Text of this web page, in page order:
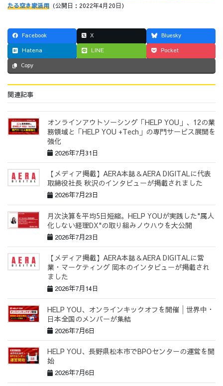
チームインタビュー02 チームインタビュー03
お問い合わせ
たる空き家活用 （公開日：2022年4月20日）
Facebook X
Bluesky
Hatena
LINE Pocket
Copy
関連記事
オンラインアウトソーシング「HELP YOU」、12の業
務領域と「HELP YOU +Tech」の専門サービス展開を
強化
2026年7月31日
【メディア掲載】AERA本誌＆AERA DIGITALに代表
取締役社長 秋沢のインタビューが掲載されました
2026年7月23日
月次決算を平均5日短縮。HELP YOUが実践した"属人
化しない経理DX"の取り組みノウハウを大公開
2026年7月23日
【メディア掲載】AERA本誌＆AERA DIGITALに営
業・マーケティング 岡本のインタビューが掲載され
ました
2026年7月14日
HELP YOU、オンラインキックオフを開催│世界中・
日本全国のメンバーが集結
2026年7月6日
HELP YOU、長野県松本市でBPOセンターの運営を開
始
2026年7月6日